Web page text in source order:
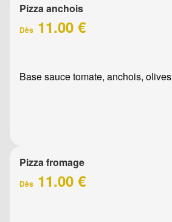
Pizza anchois
Dès 11.00 €
Base sauce tomate, anchois, olives
Pizza fromage
Dès 11.00 €